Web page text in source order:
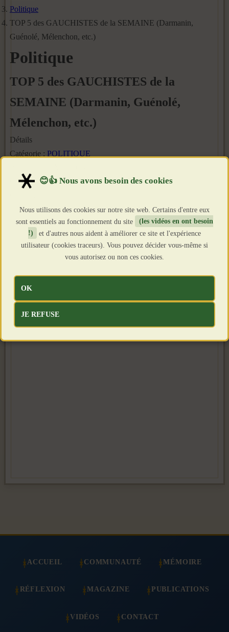
Politique
TOP 5 des GAUCHISTES de la SEMAINE (Darmanin,
Guénolé, Mélenchon, etc.)
Politique
TOP 5 des GAUCHISTES de la
SEMAINE (Darmanin, Guénolé,
Mélenchon, etc.)
Détails
Catégorie : POLITIQUE
Création : 14 Mai 2025
ACCUEIL COMMUNAUTÉ MÉMOIRE
RÉFLEXION MAGAZINE PUBLICATIONS
VIDÉOS CONTACT
Nous utilisons des cookies sur notre site web. Certains d'entre eux
sont essentiels au fonctionnement du site
(les vidéos en ont besoin
!)
et d'autres nous aident à améliorer ce site et l'expérience
utilisateur (cookies traceurs). Vous pouvez décider vous-même si
vous autorisez ou non ces cookies.
OK
JE REFUSE